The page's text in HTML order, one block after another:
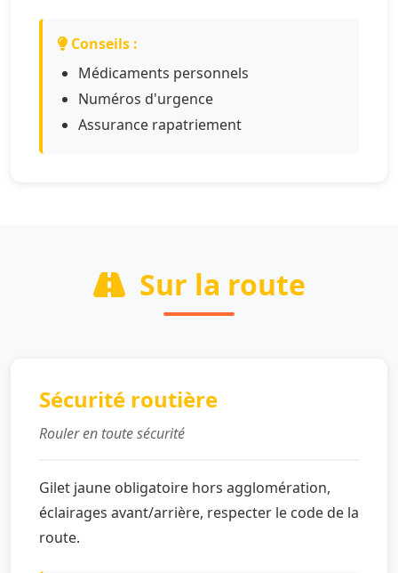
Conseils :
Médicaments personnels
Numéros d'urgence
Assurance rapatriement
Sur la route
Sécurité routière
Rouler en toute sécurité
Gilet jaune obligatoire hors agglomération,
éclairages avant/arrière, respecter le code de la
route.